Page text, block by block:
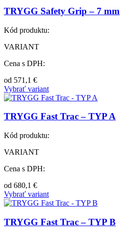
TRYGG Safety Grip – 7 mm
Kód produktu:
VARIANT
Cena s DPH:
od 571,1 €
Vybrať variant
TRYGG Fast Trac – TYP A
Kód produktu:
VARIANT
Cena s DPH:
od 680,1 €
Vybrať variant
TRYGG Fast Trac – TYP B